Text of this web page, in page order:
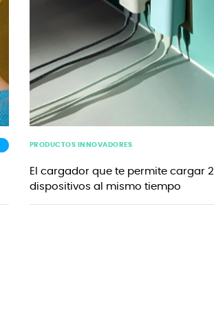
PRODUCTOS INNOVADORES
El cargador que te permite cargar 2
dispositivos al mismo tiempo